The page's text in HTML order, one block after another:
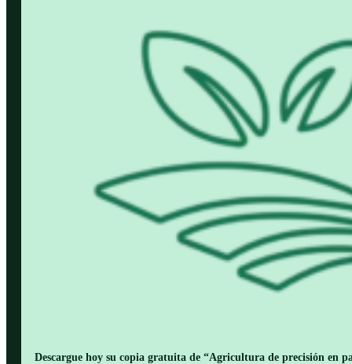
Descargue hoy su copia gratuita de “Agricultura de precisión en